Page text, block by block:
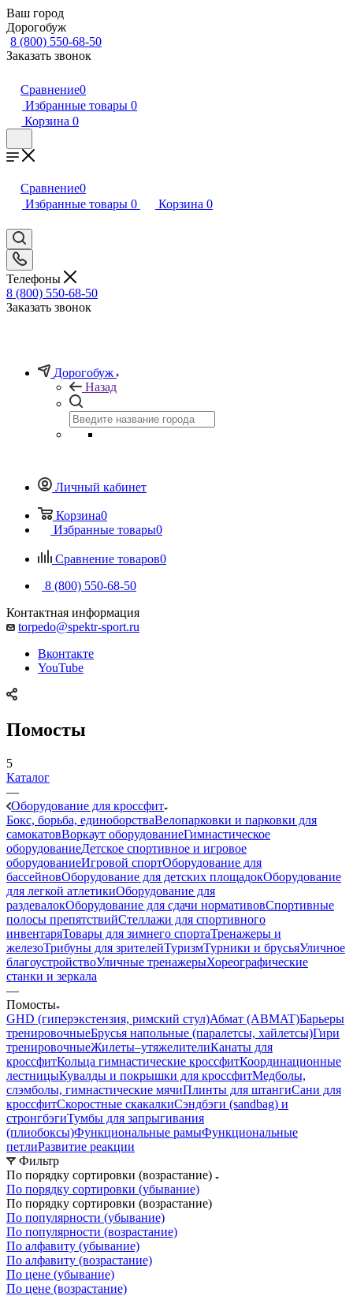
Ваш город
Дорогобуж
8 (800) 550-68-50
Заказать звонок
Сравнение0
Избранные товары 0
Корзина 0
Сравнение0
Избранные товары 0 Корзина 0
Телефоны
8 (800) 550-68-50
Заказать звонок
Дорогобуж
Назад
Личный кабинет
Корзина0
Избранные товары0
Сравнение товаров0
8 (800) 550-68-50
Контактная информация
torpedo@spektr-sport.ru
Вконтакте
YouTube
Помосты
5
Каталог
—
Оборудование для кроссфит
Бокс, борьба, единоборстваВелопарковки и парковки для
самокатовВоркаут оборудованиеГимнастическое
оборудованиеДетское спортивное и игровое
оборудованиеИгровой спортОборудование для
бассейновОборудование для детских площадокОборудование
для легкой атлетикиОборудование для
раздевалокОборудование для сдачи нормативовСпортивные
полосы препятствийСтеллажи для спортивного
инвентаряТовары для зимнего спортаТренажеры и
железоТрибуны для зрителейТуризмТурники и брусьяУличное
благоустройствоУличные тренажерыХореографические
станки и зеркала
—
Помосты
GHD (гиперэкстензия, римский стул)Абмат (ABMAT)Барьеры
тренировочныеБрусья напольные (паралетсы, хайлетсы)Гири
тренировочныеЖилеты–утяжелителиКанаты для
кроссфитКольца гимнастические кроссфитКоординационные
лестницыКувалды и покрышки для кроссфитМедболы,
слэмболы, гимнастические мячиПлинты для штангиСани для
кроссфитСкоростные скакалкиСэндбэги (sandbag) и
стронгбэгиТумбы для запрыгивания
(плиобоксы)Функциональные рамыФункциональные
петлиРазвитие реакции
Фильтр
По порядку сортировки (возрастание)
По порядку сортировки (убывание)
По порядку сортировки (возрастание)
По популярности (убывание)
По популярности (возрастание)
По алфавиту (убывание)
По алфавиту (возрастание)
По цене (убывание)
По цене (возрастание)